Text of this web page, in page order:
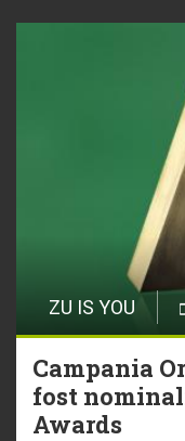
ZU IS YOU
Campania
fost
Awards